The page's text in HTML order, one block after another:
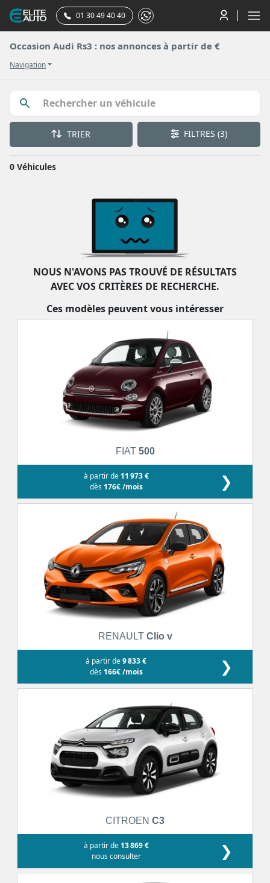
01 30 49 40 40
Occasion Audi Rs3 : nos annonces à partir de €
Navigation
TRIER FILTRES(3)
0 Véhicules
NOUS N'AVONS PAS TROUVÉ DE RÉSULTATS
AVEC VOS CRITÈRES DE RECHERCHE.
Ces modèles peuvent vous intéresser
FIAT 500
à partir de 11 973 €
dès 176€ /mois ❯
RENAULT Clio v
à partir de9 833 €
dès 166€ /mois ❯
CITROEN C3
à partir de 13 869 €
nous consulter
❯